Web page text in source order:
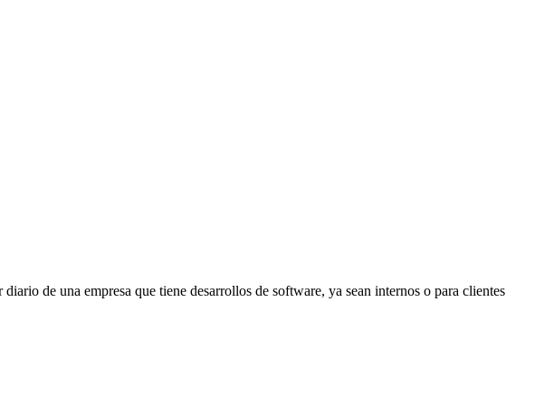
de una empresa que tiene desarrollos de software, ya sean internos o para clientes